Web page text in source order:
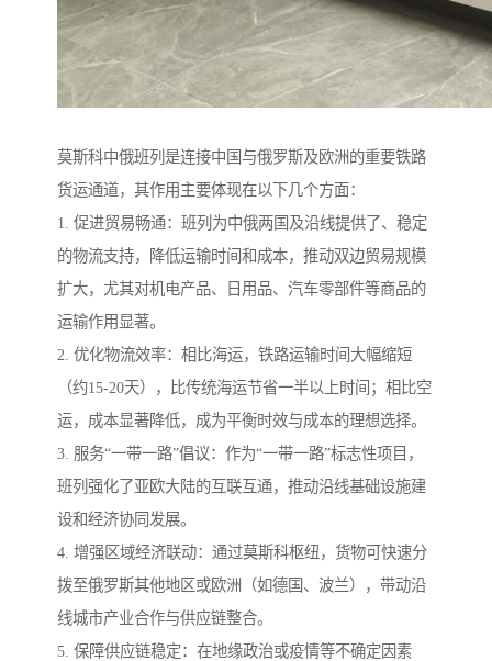
莫斯科中俄班列是连接中国与俄罗斯及欧洲的重要铁路
货运通道，其作用主要体现在以下几个方面：
1. 促进贸易畅通：班列为中俄两国及沿线提供了、稳定
的物流支持，降低运输时间和成本，推动双边贸易规模
扩大，尤其对机电产品、日用品、汽车零部件等商品的
运输作用显著。
2. 优化物流效率：相比海运，铁路运输时间大幅缩短
（约15-20天），比传统海运节省一半以上时间；相比空
运，成本显著降低，成为平衡时效与成本的理想选择。
3. 服务“一带一路”倡议：作为“一带一路”标志性项目，
班列强化了亚欧大陆的互联互通，推动沿线基础设施建
设和经济协同发展。
4. 增强区域经济联动：通过莫斯科枢纽，货物可快速分
拨至俄罗斯其他地区或欧洲（如德国、波兰），带动沿
线城市产业合作与供应链整合。
5. 保障供应链稳定：在地缘政治或疫情等不确定因素